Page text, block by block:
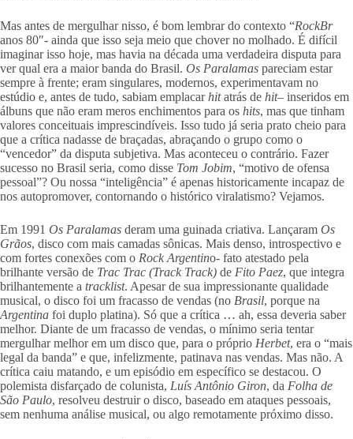
Mas antes de mergulhar nisso, é bom lembrar do contexto “RockBr
anos 80″- ainda que isso seja meio que chover no molhado. É difícil
imaginar isso hoje, mas havia na década uma verdadeira disputa para
ver qual era a maior banda do Brasil. Os Paralamas pareciam estar
sempre à frente; eram singulares, modernos, experimentavam no
estúdio e, antes de tudo, sabiam emplacarhitatrás de hit– inseridos em
álbuns que não eram meros enchimentos para os hits, mas que tinham
valores conceituais imprescindíveis. Isso tudo já seria prato cheio para
que a crítica nadasse de braçadas, abraçando o grupo como o
“vencedor” da disputa subjetiva. Mas aconteceu o contrário. Fazer
sucesso no Brasil seria, como disse Tom Jobim, “motivo de ofensa
pessoal”? Ou nossa “inteligência” é apenas historicamente incapaz de
nos autopromover, contornando o histórico viralatismo? Vejamos.
Em 1991 Os Paralamas deram uma guinada criativa. Lançaram Os
Grãos, disco com mais camadas sônicas. Mais denso, introspectivo e
com fortes conexões com o Rock Argentino- fato atestado pela
brilhante versão de Trac Trac (Track Track) de Fito Paez, que integra
brilhantemente a tracklist. Apesar de sua impressionante qualidade
musical, o disco foi um fracasso de vendas (no Brasil, porque na
Argentina foi duplo platina). Só que a crítica … ah, essa deveria saber
melhor. Diante de um fracasso de vendas, o mínimo seria tentar
mergulhar melhor em um disco que, para o próprio Herbet, era o “mais
legal da banda” e que, infelizmente, patinava nas vendas. Mas não. A
crítica caiu matando, e um episódio em específico se destacou. O
polemista disfarçado de colunista, Luís Antônio Giron, da Folha de
São Paulo, resolveu destruir o disco, baseado em ataques pessoais,
sem nenhuma análise musical, ou algo remotamente próximo disso.